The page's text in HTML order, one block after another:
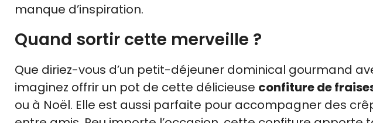
manque d’inspiration.
Quand sortir cette merveille ?
Que diriez-vous d’un petit-déjeuner dominical gourmand
imaginez offrir un pot de cette délicieuse confiture de
ou à Noël. Elle est aussi parfaite pour accompagner des